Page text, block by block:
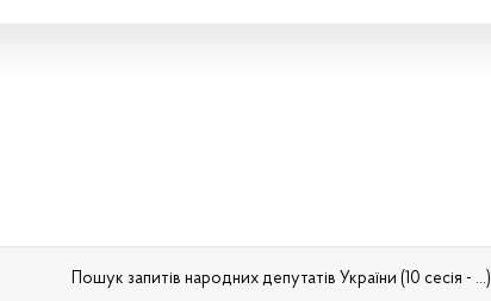
Пошук запитів народних депутатів України (10 сесія - ...)